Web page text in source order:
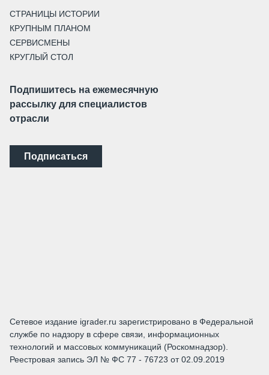
СТРАНИЦЫ ИСТОРИИ
КРУПНЫМ ПЛАНОМ
СЕРВИСМЕНЫ
КРУГЛЫЙ СТОЛ
Подпишитесь на ежемесячную
рассылку для специалистов
отрасли
Подписаться
Сетевое издание igrader.ru зарегистрировано в Федеральной
службе по надзору в сфере связи, информационных
технологий и массовых коммуникаций (Роскомнадзор).
Реестровая запись ЭЛ № ФС 77 - 76723 от 02.09.2019